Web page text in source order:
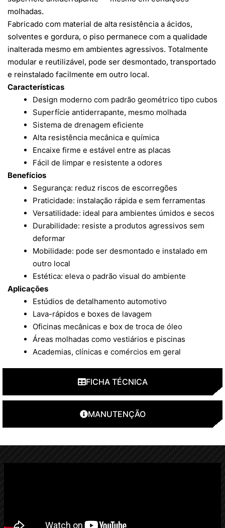
FICHA TÉCNICA
MANUTENÇÃO
molhadas.
Fabricado com material de alta resistência a ácidos,
solventes e gordura, o piso permanece com a qualidade
inalterada mesmo em ambientes agressivos. Totalmente
modular e reutilizável, pode ser desmontado, transportado
e reinstalado facilmente em outro local.
Características
Design moderno com padrão geométrico tipo cubos
Superfície antiderrapante, mesmo molhada
Sistema de drenagem eficiente
Alta resistência mecânica e química
Encaixe firme e estável entre as placas
Fácil de limpar e resistente a odores
Benefícios
Segurança: reduz riscos de escorregões
Praticidade: instalação rápida e sem ferramentas
Versatilidade: ideal para ambientes úmidos e secos
Durabilidade: resiste a produtos agressivos sem
deformar
Mobilidade: pode ser desmontado e instalado em
outro local
Estética: eleva o padrão visual do ambiente
Aplicações
Estúdios de detalhamento automotivo
Lava-rápidos e boxes de lavagem
Oficinas mecânicas e box de troca de óleo
Áreas molhadas como vestiários e piscinas
Academias, clínicas e comércios em geral